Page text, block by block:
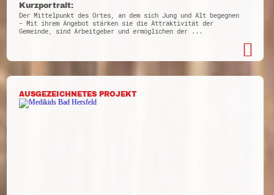
Kurzportrait:
Der Mittelpunkt des Ortes, an dem sich Jung und Alt begegnen
- Mit ihrem Angebot stärken sie die Attraktivität der
Gemeinde, sind Arbeitgeber und ermöglichen der ...
AUSGEZEICHNETES PROJEKT